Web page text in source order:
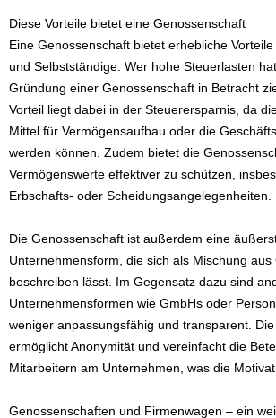
Diese Vorteile bietet eine Genossenschaft
Eine Genossenschaft bietet erhebliche
und Selbstständige. Wer hohe Steuerlasten
Gründung einer Genossenschaft in Betracht
Vorteil liegt dabei in der Steuerersparnis, da
Mittel für Vermögensaufbau oder die
werden können. Zudem bietet die
Vermögenswerte effektiver zu schützen,
Erbschafts- oder Scheidungsangelegenheiten.
Die Genossenschaft ist außerdem eine
Unternehmensform, die sich als Mischung aus
beschreiben lässt. Im Gegensatz dazu sind
Unternehmensformen wie GmbHs oder
weniger anpassungsfähig und transparent.
ermöglicht Anonymität und vereinfacht die
Mitarbeitern am Unternehmen, was die
Genossenschaften und Firmenwagen – ein